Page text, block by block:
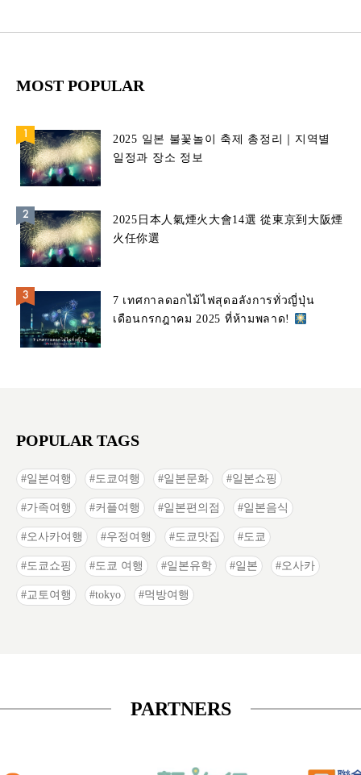
MOST POPULAR
2025 일본 불꽃놀이 축제 총정리｜지역별
일정과 장소 정보
2025日本人氣煙火大會14選 從東京到大阪煙
火任你選
7 เทศกาลดอกไม้ไฟสุดอลังการทั่วญี่ปุ่น
เดือนกรกฎาคม 2025 ที่ห้ามพลาด!
POPULAR TAGS
일본여행 도쿄여행 일본문화 일본쇼핑
가족여행 커플여행 일본편의점 일본음식
오사카여행 우정여행 도쿄맛집 도쿄
도쿄쇼핑 도쿄 여행 일본유학 일본 오사카
교토여행 tokyo 먹방여행
PARTNERS